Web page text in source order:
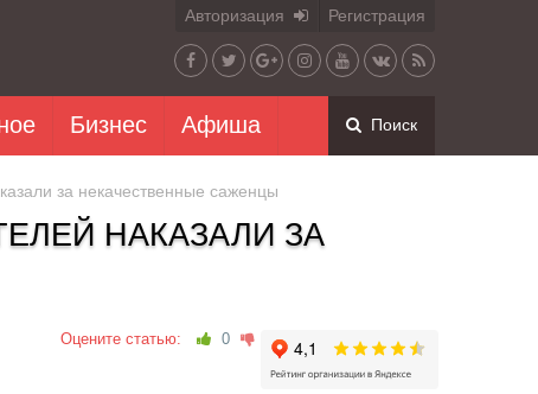
Авторизация Регистрация
Бизнес Афиша Поиск
за некачественные саженцы
НАКАЗАЛИ ЗА
Оцените статью: 0